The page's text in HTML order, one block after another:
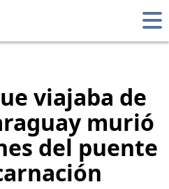
viajaba de
murió
del puente